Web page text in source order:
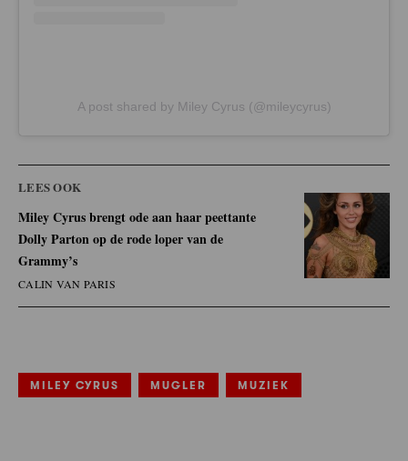
A post shared by Miley Cyrus (@mileycyrus)
LEES OOK
Miley Cyrus brengt ode aan haar peettante
Dolly Parton op de rode loper van de
Grammy’s
CALIN VAN PARIS
MILEY CYRUS MUGLER MUZIEK